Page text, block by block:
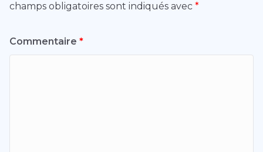
champs obligatoires sont indiqués avec *
Commentaire *